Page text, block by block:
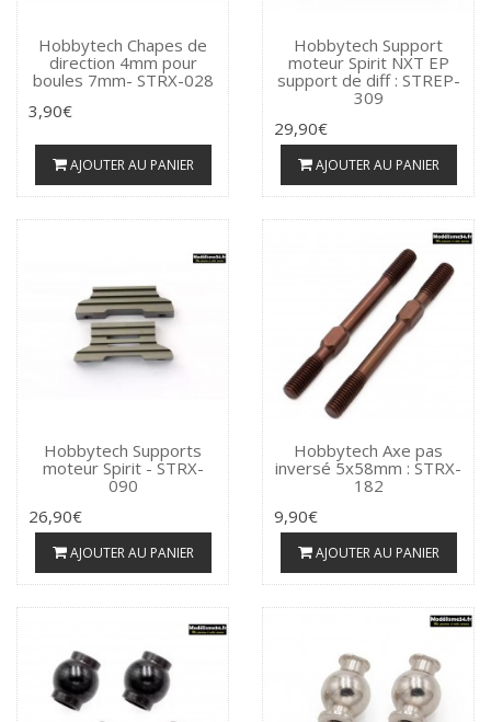
Hobbytech Chapes de
direction 4mm pour
boules 7mm- STRX-028
3,90€
AJOUTER AU PANIER
Hobbytech Support
moteur Spirit NXT EP
support de diff : STREP-
309
29,90€
AJOUTER AU PANIER
Hobbytech Supports
moteur Spirit - STRX-
090
26,90€
AJOUTER AU PANIER
Hobbytech Axe pas
inversé 5x58mm : STRX-
182
9,90€
AJOUTER AU PANIER